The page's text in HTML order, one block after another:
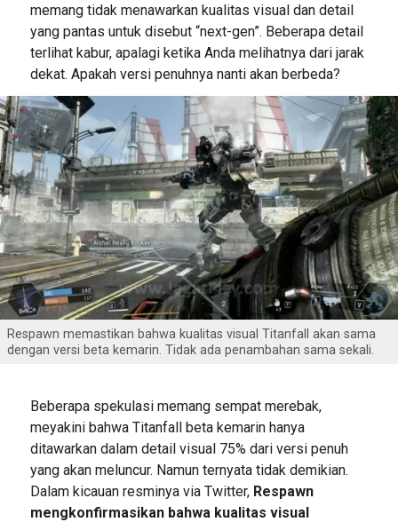
memang tidak menawarkan kualitas visual dan detail
yang pantas untuk disebut “next-gen”. Beberapa detail
terlihat kabur, apalagi ketika Anda melihatnya dari jarak
dekat. Apakah versi penuhnya nanti akan berbeda?
Respawn memastikan bahwa kualitas visual Titanfall akan sama
dengan versi beta kemarin. Tidak ada penambahan sama sekali.
Beberapa spekulasi memang sempat merebak,
meyakini bahwa Titanfall beta kemarin hanya
ditawarkan dalam detail visual 75% dari versi penuh
yang akan meluncur. Namun ternyata tidak demikian.
Dalam kicauan resminya via Twitter, Respawn
mengkonfirmasikan bahwa kualitas visual